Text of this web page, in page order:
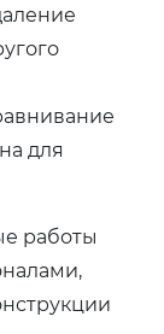
для
работы